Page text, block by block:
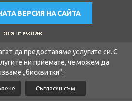
ВЕРСИЯ НА САЙТА
да предоставяме услугите си. С
ни приемате, че можем да
„бисквитки“.
Съгласен съм